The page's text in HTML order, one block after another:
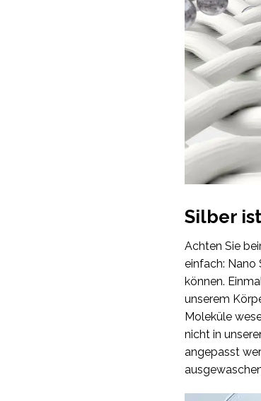
Silber
Achten Sie
einfach: Nano
können.
unserem
Moleküle
nicht in
angepasst